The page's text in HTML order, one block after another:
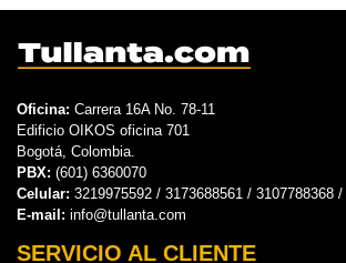
Oficina: Carrera 16A No. 78-11
Edificio OIKOS oficina 701
Bogotá, Colombia.
PBX: (601) 6360070
Celular: 3219975592 / 3173688561 / 3107788368
E-mail: info@tullanta.com
SERVICIO AL CLIENTE